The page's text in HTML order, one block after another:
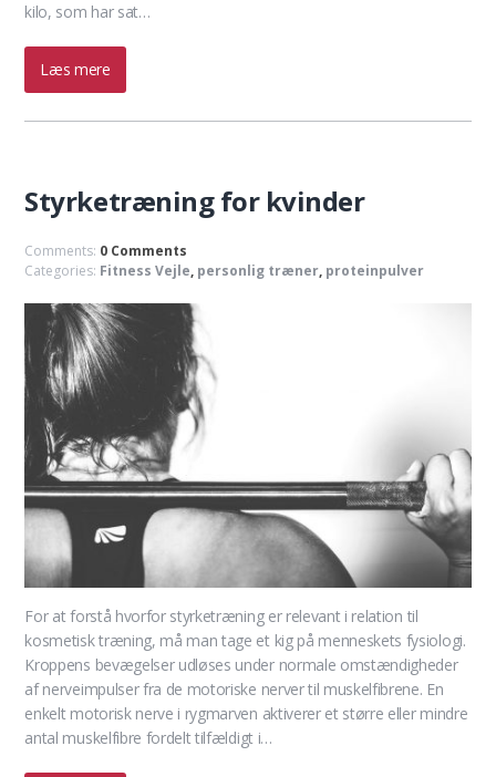
kilo, som har sat…
Læs mere
Styrketræning for kvinder
Comments: 0 Comments
Categories: Fitness Vejle, personlig træner, proteinpulver
For at forstå hvorfor styrketræning er relevant i relation til
kosmetisk træning, må man tage et kig på menneskets fysiologi.
Kroppens bevægelser udløses under normale omstændigheder
af nerveimpulser fra de motoriske nerver til muskelfibrene. En
enkelt motorisk nerve i rygmarven aktiverer et større eller mindre
antal muskelfibre fordelt tilfældigt i…